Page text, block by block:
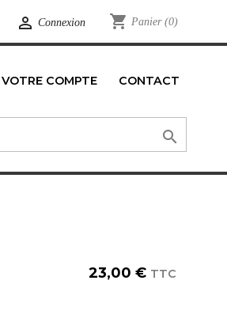
 Connexion shopping_cart Panier (0)
VOTRE COMPTE CONTACT

23,00 € TTC